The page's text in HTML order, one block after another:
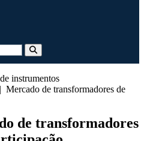
| Mercado de transformadores de
de transformadores